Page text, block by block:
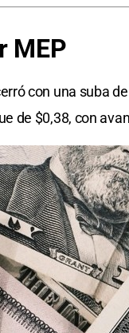
MEP
con una suba
de $0,38, con